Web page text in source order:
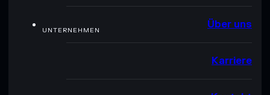
UNTERNEHMEN Über uns
Karriere